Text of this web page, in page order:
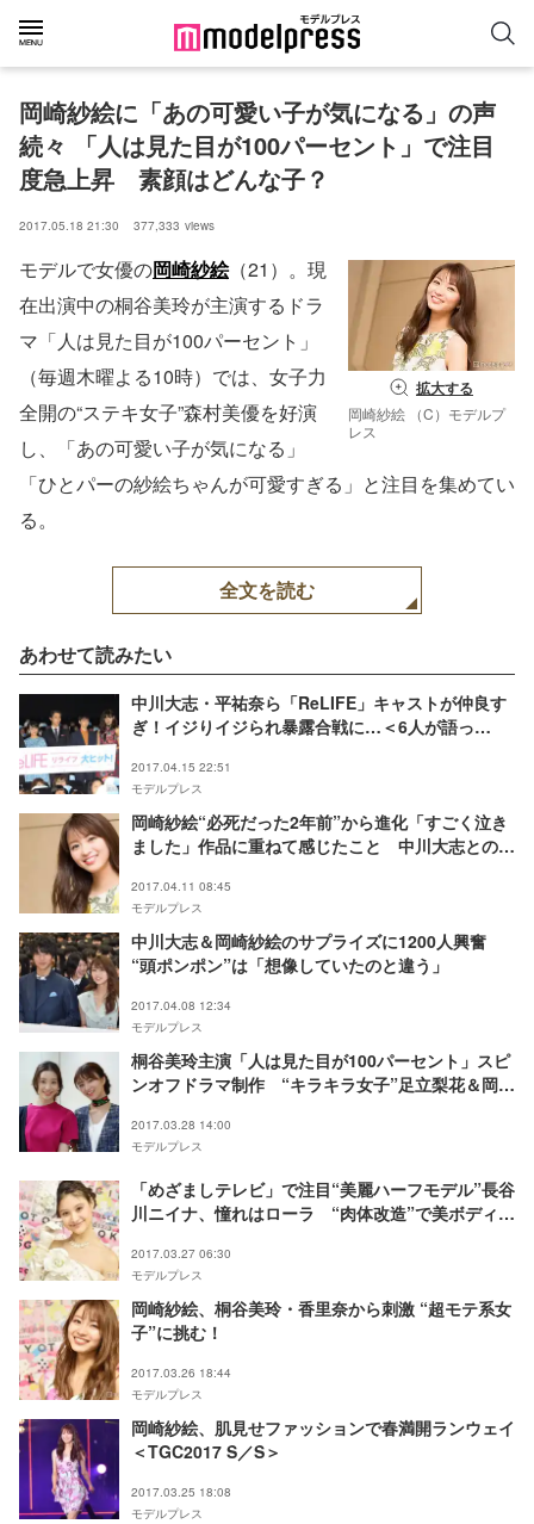
岡崎紗絵に「あの可愛い子が気になる」の声
続々 「人は見た目が100パーセント」で注目
度急上昇　素顔はどんな子？
2017.05.18 21:30 377,333 views
拡大する
岡崎紗絵 （C）モデルプ
レス
モデルで女優の岡崎紗絵（21）。現
在出演中の桐谷美玲が主演するドラ
マ「人は見た目が100パーセント」
（毎週木曜よる10時）では、女子力
全開の“ステキ女子”森村美優を好演
し、「あの可愛い子が気になる」
「ひとパーの紗絵ちゃんが可愛すぎる」と注目を集めてい
る。
全文を読む
あわせて読みたい
中川大志・平祐奈ら「ReLIFE」キャストが仲良す
ぎ！イジりイジられ暴露合戦に…＜6人が語っ
2017.04.15 22:51
モデルプレス
岡崎紗絵“必死だった2年前”から進化「すごく泣き
ました」作品に重ねて感じたこと 中川大志との現
2017.04.11 08:45
モデルプレス
中川大志＆岡崎紗絵のサプライズに1200人興奮
“頭ポンポン”は「想像していたのと違う」
2017.04.08 12:34
モデルプレス
桐谷美玲主演「人は見た目が100パーセント」スピ
ンオフドラマ制作 “キラキラ女子”足立梨花＆岡崎
2017.03.28 14:00
モデルプレス
「めざましテレビ」で注目“美麗ハーフモデル”長谷
川ニイナ、憧れはローラ “肉体改造”で美ボディに
2017.03.27 06:30
モデルプレス
岡崎紗絵、桐谷美玲・香里奈から刺激 “超モテ系女
子”に挑む！
2017.03.26 18:44
モデルプレス
岡崎紗絵、肌見せファッションで春満開ランウェイ
＜TGC2017 S／S＞
2017.03.25 18:08
モデルプレス